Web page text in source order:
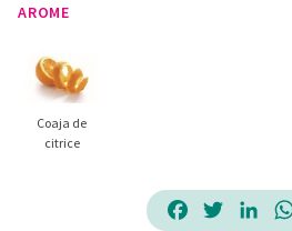
AROME
Coaja de
citrice
FacebookTwitter